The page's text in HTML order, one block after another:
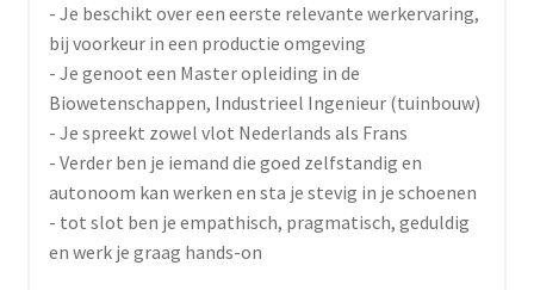
- Je beschikt over een eerste relevante werkervaring,
bij voorkeur in een productie omgeving
- Je genoot een Master opleiding in de
Biowetenschappen, Industrieel Ingenieur (tuinbouw)
- Je spreekt zowel vlot Nederlands als Frans
- Verder ben je iemand die goed zelfstandig en
autonoom kan werken en sta je stevig in je schoenen
- tot slot ben je empathisch, pragmatisch, geduldig
en werk je graag hands-on